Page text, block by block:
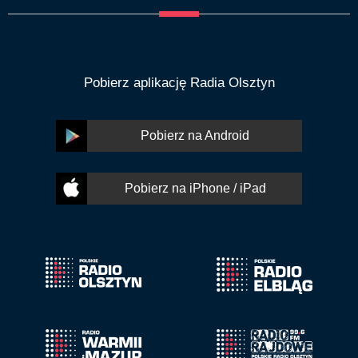
Pobierz aplikację Radia Olsztyn
Pobierz na Android
Pobierz na iPhone / iPad